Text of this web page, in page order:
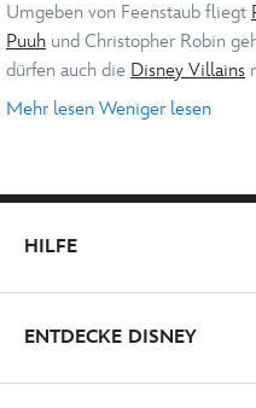
Umgeben von Feenstaub fliegt
Puuh und Christopher Robin
dürfen auch die Disney Villains
Store Notizbücher, Padfolios
Notizbücher
Micky Mausals Zauberlehrling.
oder zuhause.
Mehr lesen Weniger lesen
HILFE
ENTDECKE DISNEY